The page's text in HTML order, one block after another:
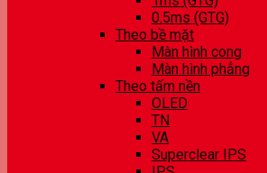
0.5ms (GTG)
Theo bề mặt
Màn hình cong
Màn hình phẳng
Theo tấm nền
OLED
TN
VA
Superclear IPS